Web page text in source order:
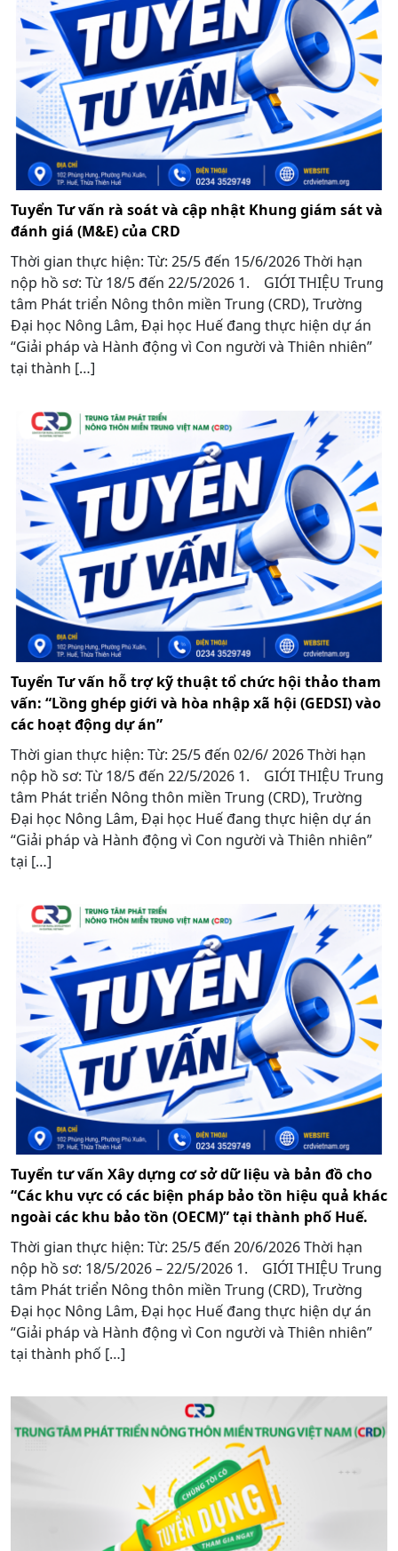
Tuyển Tư vấn rà soát và cập nhật Khung giám sát và
đánh giá (M&E) của CRD
Thời gian thực hiện: Từ: 25/5 đến 15/6/2026 Thời hạn
nộp hồ sơ: Từ 18/5 đến 22/5/2026 1. GIỚI THIỆU Trung
tâm Phát triển Nông thôn miền Trung (CRD), Trường
Đại học Nông Lâm, Đại học Huế đang thực hiện dự án
“Giải pháp và Hành động vì Con người và Thiên nhiên”
tại thành […]
Tuyển Tư vấn hỗ trợ kỹ thuật tổ chức hội thảo tham
vấn: “Lồng ghép giới và hòa nhập xã hội (GEDSI) vào
các hoạt động dự án”
Thời gian thực hiện: Từ: 25/5 đến 02/6/ 2026 Thời hạn
nộp hồ sơ: Từ 18/5 đến 22/5/2026 1. GIỚI THIỆU Trung
tâm Phát triển Nông thôn miền Trung (CRD), Trường
Đại học Nông Lâm, Đại học Huế đang thực hiện dự án
“Giải pháp và Hành động vì Con người và Thiên nhiên”
tại […]
Tuyển tư vấn Xây dựng cơ sở dữ liệu và bản đồ cho
“Các khu vực có các biện pháp bảo tồn hiệu quả khác
ngoài các khu bảo tồn (OECM)” tại thành phố Huế.
Thời gian thực hiện: Từ: 25/5 đến 20/6/2026 Thời hạn
nộp hồ sơ: 18/5/2026 – 22/5/2026 1. GIỚI THIỆU Trung
tâm Phát triển Nông thôn miền Trung (CRD), Trường
Đại học Nông Lâm, Đại học Huế đang thực hiện dự án
“Giải pháp và Hành động vì Con người và Thiên nhiên”
tại thành phố […]